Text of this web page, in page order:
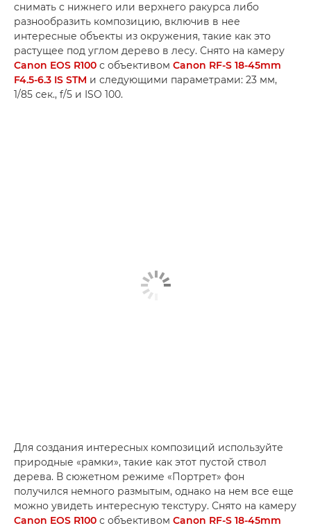
снимать с нижнего или верхнего ракурса либо
разнообразить композицию, включив в нее
интересные объекты из окружения, такие как это
растущее под углом дерево в лесу. Снято на камеру
Canon EOS R100 с объективом Canon RF-S 18-45mm
F4.5-6.3 IS STM и следующими параметрами: 23 мм,
1/85 сек., f/5 и ISO 100.
Для создания интересных композиций используйте
природные «рамки», такие как этот пустой ствол
дерева. В сюжетном режиме «Портрет» фон
получился немного размытым, однако на нем все еще
можно увидеть интересную текстуру. Снято на камеру
Canon EOS R100 с объективом Canon RF-S 18-45mm